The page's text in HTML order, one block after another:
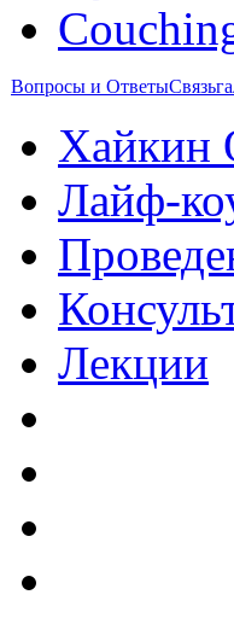
Вопросы и ОтветыСвязь
Хайкин
Лайф-
Лекции